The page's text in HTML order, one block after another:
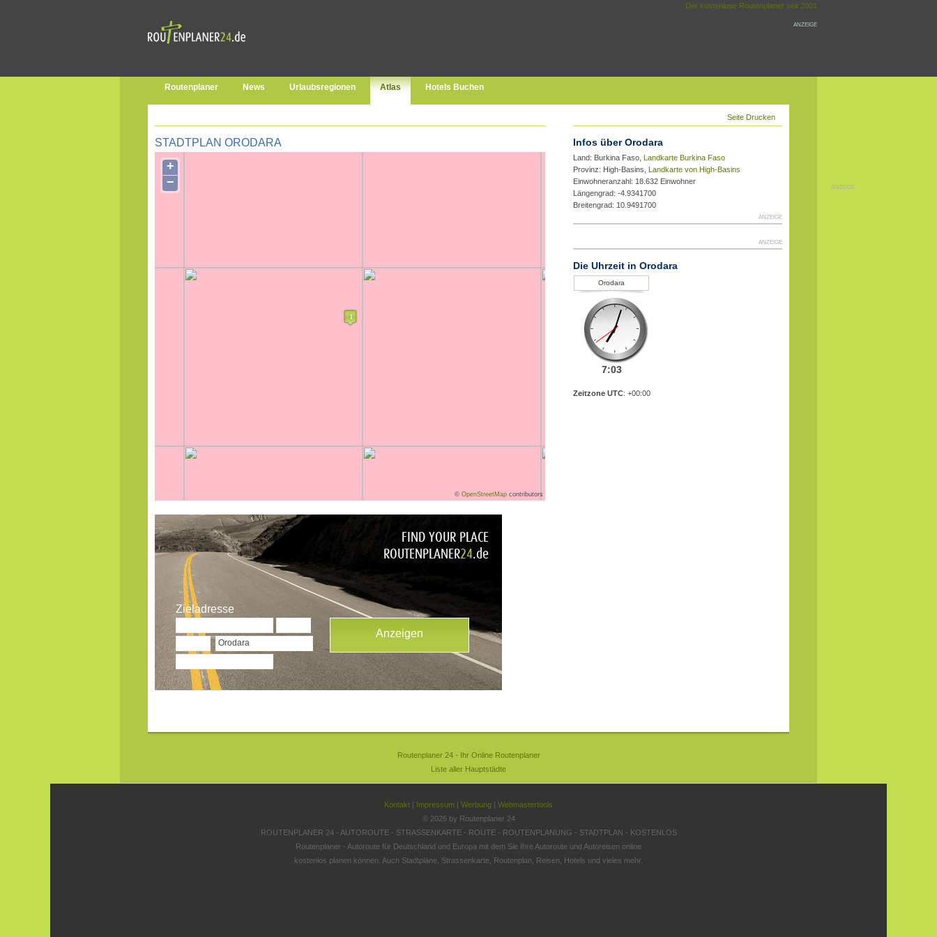
Der kostenlose Routenplaner seit 2001
ANZEIGE
ANZEIGE
Routenplaner News Urlaubsregionen Atlas Hotels Buchen
Seite Drucken
STADTPLAN ORODARA
+
−
© OpenStreetMap contributors
Zieladresse
Infos über Orodara
Land: Burkina Faso, Landkarte Burkina Faso
Provinz: High-Basins, Landkarte von High-Basins
Einwohneranzahl: 18.632 Einwohner
Längengrad: -4.9341700
Breitengrad: 10.9491700
ANZEIGE
ANZEIGE
Die Uhrzeit in Orodara
Orodara
7:03
Zeitzone UTC: +00:00
Routenplaner 24 - Ihr Online Routenplaner
Liste aller Hauptstädte
Kontakt | Impressum | Werbung | Webmastertools
© 2026 by Routenplaner 24
ROUTENPLANER 24 - AUTOROUTE - STRASSENKARTE - ROUTE - ROUTENPLANUNG - STADTPLAN - KOSTENLOS
Routenplaner - Autoroute für Deutschland und Europa mit dem Sie Ihre Autoroute und Autoreisen online
kostenlos planen können. Auch Stadtpläne, Strassenkarte, Routenplan, Reisen, Hotels und vieles mehr.